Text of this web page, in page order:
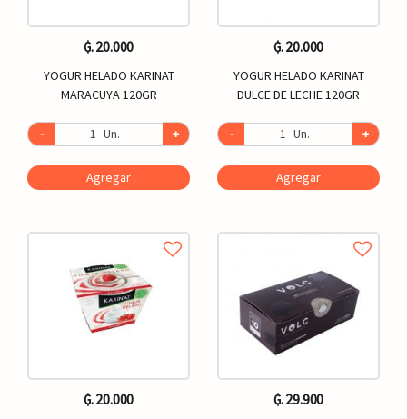
₲. 20.000
YOGUR HELADO KARINAT
MARACUYA 120GR
- Un. +
Agregar
₲. 20.000
₲. 20.000
YOGUR HELADO KARINAT
DULCE DE LECHE 120GR
- Un. +
Agregar
₲. 29.900